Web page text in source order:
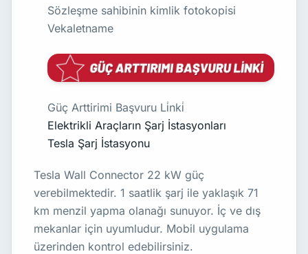
Sözleşme sahibinin kimlik fotokopisi
Vekaletname
Güç Arttirimi Başvuru Li̇nki̇
Elektrikli Araçların Şarj İstasyonları
Tesla Şarj İstasyonu
Tesla Wall Connector 22 kW güç
verebilmektedir. 1 saatlik şarj ile yaklaşık 71
km menzil yapma olanağı sunuyor. İç ve dış
mekanlar için uyumludur. Mobil uygulama
üzerinden kontrol edebilirsiniz.